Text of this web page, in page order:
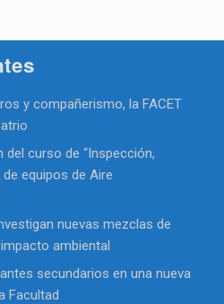
y compañerismo, la FACET
del curso de “Inspección,
equipos de Aire
nuevas mezclas de
ambiental
secundarios en una nueva
Facultad